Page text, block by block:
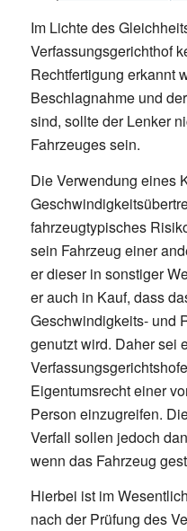
Im Lichte des
Verfassungsgerichthof
Rechtfertigung erkannt
Beschlagnahme und
sind, sollte der Lenker
Fahrzeuges sein.
Die Verwendung eines
fahrzeugtypisches
sein Fahrzeug einer
er dieser in sonstiger
er auch in Kauf, dass
Geschwindigkeits- und
genutzt wird. Daher sei
Eigentumsrecht einer
Person einzugreifen.
Verfall sollen jedoch
wenn das Fahrzeug
Hierbei ist im
nach der Prüfung des